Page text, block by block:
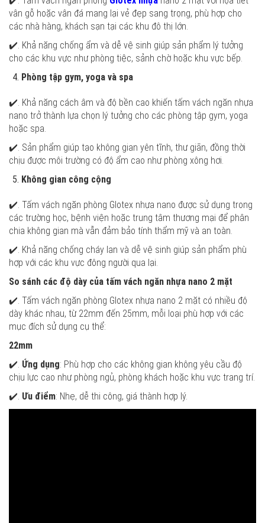
vân gỗ hoặc vân đá mang lại vẻ đẹp sang trọng, phù hợp cho
các nhà hàng, khách sạn tại các khu đô thị lớn.
✔️. Khả năng chống ẩm và dễ vệ sinh giúp sản phẩm lý tưởng
cho các khu vực như phòng tiệc, sảnh chờ hoặc khu vực bếp.
Phòng tập gym, yoga và spa
✔️. Khả năng cách âm và độ bền cao khiến tấm vách ngăn nhựa
nano trở thành lựa chọn lý tưởng cho các phòng tập gym, yoga
hoặc spa.
✔️. Sản phẩm giúp tạo không gian yên tĩnh, thư giãn, đồng thời
chịu được môi trường có độ ẩm cao như phòng xông hơi.
Không gian công cộng
✔️. Tấm vách ngăn phòng Glotex nhựa nano được sử dụng trong
các trường học, bệnh viện hoặc trung tâm thương mại để phân
chia không gian mà vẫn đảm bảo tính thẩm mỹ và an toàn.
✔️. Khả năng chống cháy lan và dễ vệ sinh giúp sản phẩm phù
hợp với các khu vực đông người qua lại.
So sánh các độ dày của tấm vách ngăn nhựa nano 2 mặt
✔️. Tấm vách ngăn phòng Glotex nhựa nano 2 mặt có nhiều độ
dày khác nhau, từ 22mm đến 25mm, mỗi loại phù hợp với các
mục đích sử dụng cụ thể:
22mm
✔️. Ứng dụng: Phù hợp cho các không gian không yêu cầu độ
chịu lực cao như phòng ngủ, phòng khách hoặc khu vực trang trí.
✔️. Ưu điểm: Nhẹ, dễ thi công, giá thành hợp lý.